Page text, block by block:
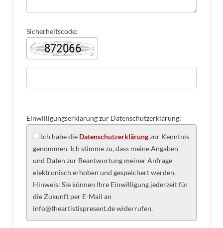
Sicherheitscode:
Einwilligungserklärung zur Datenschutzerklärung:
Ich habe die Datenschutzerklärungzur Kenntnis
genommen. Ich stimme zu, dass meine Angaben
und Daten zur Beantwortung meiner Anfrage
elektronisch erhoben und gespeichert werden.
Hinweis: Sie können Ihre Einwilligung jederzeit für
die Zukunft per E-Mail an
info@theartistispresent.de widerrufen.